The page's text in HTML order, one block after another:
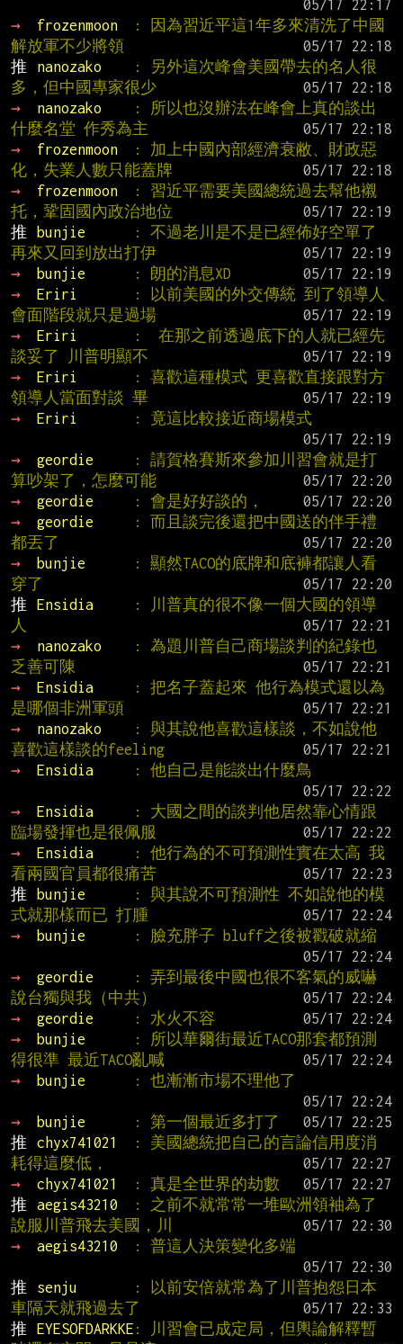
→
frozenmoon
: 因為習近平這1年多來清洗了中國
解放軍不少將領
推
nanozako
: 另外這次峰會美國帶去的名人很
多，但中國專家很少
→
nanozako
: 所以也沒辦法在峰會上真的談出
什麼名堂 作秀為主
→
frozenmoon
: 加上中國內部經濟衰敝、財政惡
化，失業人數只能蓋牌
→
frozenmoon
: 習近平需要美國總統過去幫他襯
托，鞏固國內政治地位
推
bunjie
: 不過老川是不是已經佈好空單了
再來又回到放出打伊
→
bunjie : 朗的消息XD
→
Eriri
: 以前美國的外交傳統 到了領導人
會面階段就只是過場
→
Eriri
:  在那之前透過底下的人就已經先
談妥了 川普明顯不
→
Eriri
: 喜歡這種模式 更喜歡直接跟對方
領導人當面對談 畢
→
Eriri
: 竟這比較接近商場模式
→
geordie
: 請賀格賽斯來參加川習會就是打
算吵架了，怎麼可能
→
geordie : 會是好好談的，
→
geordie
: 而且談完後還把中國送的伴手禮
都丟了
→
bunjie
: 顯然TACO的底牌和底褲都讓人看
穿了
推
Ensidia
: 川普真的很不像一個大國的領導
人
→
nanozako
: 為題川普自己商場談判的紀錄也
乏善可陳
→
Ensidia
: 把名子蓋起來 他行為模式還以為
是哪個非洲軍頭
→
nanozako
: 與其說他喜歡這樣談，不如說他
喜歡這樣談的feeling
→
Ensidia
: 他自己是能談出什麼鳥
→
Ensidia
: 大國之間的談判他居然靠心情跟
臨場發揮也是很佩服
→
Ensidia
: 他行為的不可預測性實在太高 我
看兩國官員都很痛苦
推
bunjie
: 與其說不可預測性 不如說他的模
式就那樣而已 打腫
→
bunjie
: 臉充胖子 bluff之後被戳破就縮
→
geordie
: 弄到最後中國也很不客氣的威嚇
說台獨與我（中共）
→
geordie : 水火不容
→
bunjie
: 所以華爾街最近TACO那套都預測
得很準 最近TACO亂喊
→
bunjie
: 也漸漸市場不理他了
→
bunjie : 第一個最近多打了
推
chyx741021
: 美國總統把自己的言論信用度消
耗得這麼低，
→
chyx741021 : 真是全世界的劫數
推
aegis43210
: 之前不就常常一堆歐洲領袖為了
說服川普飛去美國，川
→
aegis43210
: 普這人決策變化多端
推
senju
: 以前安倍就常為了川普抱怨日本
車隔天就飛過去了
推
EYESOFDARKKE : 川習會已成定局，但輿論解釋暫